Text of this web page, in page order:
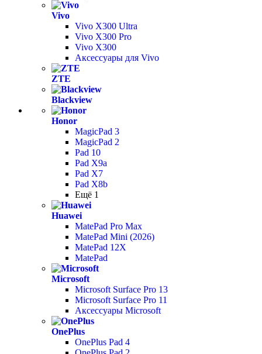
Vivo
Vivo X300 Ultra
Vivo X300 Pro
Vivo X300
Аксессуары для Vivo
ZTE
Blackview
Honor
MagicPad 3
MagicPad 2
Pad 10
Pad X9a
Pad X7
Pad X8b
Ещё 1
Huawei
MatePad Pro Max
MatePad Mini (2026)
MatePad 12X
MatePad
Microsoft
Microsoft Surface Pro 13
Microsoft Surface Pro 11
Аксессуары Microsoft
OnePlus
OnePlus Pad 4